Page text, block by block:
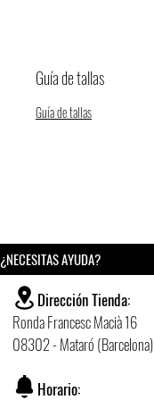
Guía de tallas
Guía de tallas
¿NECESITAS AYUDA?
Dirección Tienda:
Ronda Francesc Macià 16
08302 - Mataró (Barcelona)
Horario: